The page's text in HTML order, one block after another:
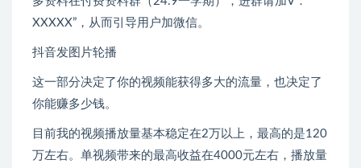
XXXXX”，从而引导用户加微信。
抖音发图片轮播
这一部分决定了你的视频能获得多大的流量，也决定了
你能赚多少钱。
目前我的视频播放量基本稳定在2万以上，最高的是120
万左右。单视频带来的最高收益在4000元左右，播放量